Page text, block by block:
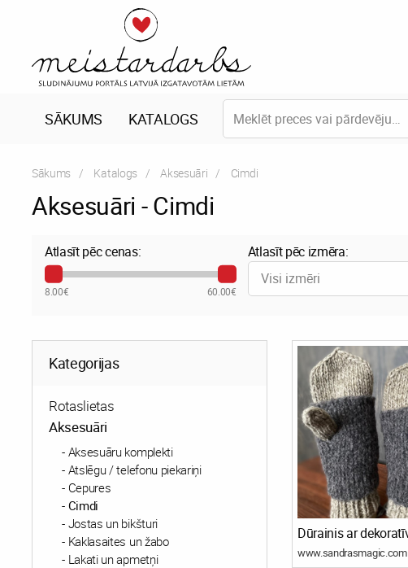
SĀKUMS KATALOGS
Sākums Katalogs Aksesuāri Current:
Cimdi
Aksesuāri - Cimdi
Atlasīt pēc cenas:
8.00€ 60.00€
Atlasīt pēc izmēra:
Visi izmēri
Kategorijas
Rotaslietas
Aksesuāri
Aksesuāru komplekti
Atslēgu / telefonu piekariņi
Cepures
Cimdi
Jostas un bikšturi
Kaklasaites un žabo
Lakati un apmetņi
www.sandrasmagic.com